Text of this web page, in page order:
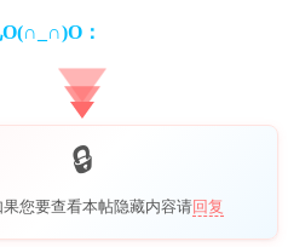
：
您要查看本帖隐藏内容请回复